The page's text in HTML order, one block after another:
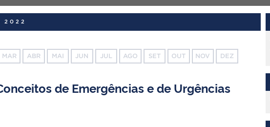
2022
MAR ABR MAI JUN JUL AGO SET OUT NOV DEZ
de Emergências e de Urgências